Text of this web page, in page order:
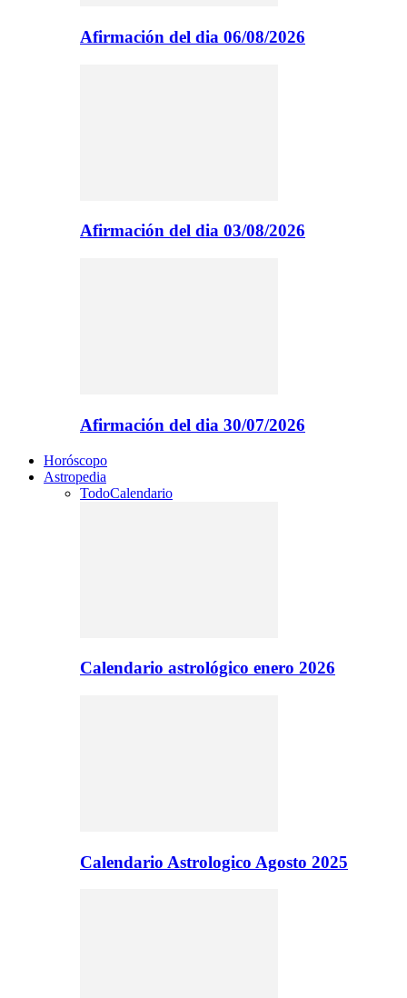
Afirmación del dia 06/08/2026
Afirmación del dia 03/08/2026
Afirmación del dia 30/07/2026
Horóscopo
Astropedia
TodoCalendario
Calendario astrológico enero 2026
Calendario Astrologico Agosto 2025